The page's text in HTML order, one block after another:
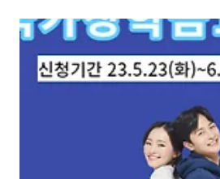
중 ※ 신청 및 심사 상황에 따라 일정 변동 가능 ㅁ
장학재단 누리집 장학금 기부장학금 푸른 등대 기
신청 - 한국장학재단 모바일(App) 메뉴 장학금
기 ※ 본인 명의 공..